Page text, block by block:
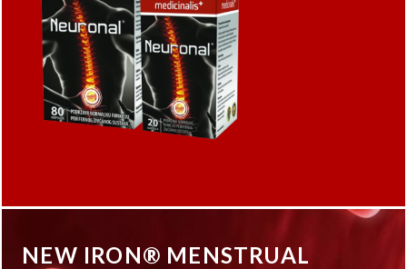
NEW IRON® MENSTRUAL